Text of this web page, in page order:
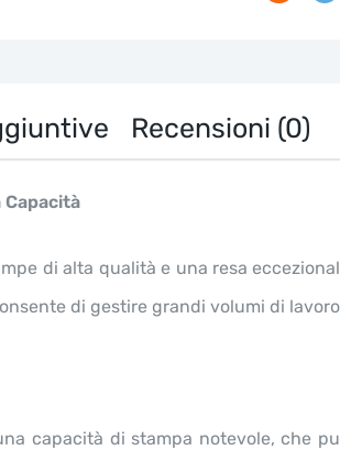
Recensioni (0)
Capacità
di alta qualità e una resa
di gestire grandi volumi di
capacità di stampa notevole, che